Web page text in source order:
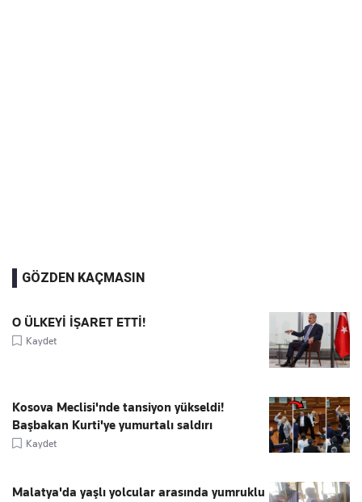
GÖZDEN KAÇMASIN
O ÜLKEYİ İŞARET ETTİ!
Kaydet
Kosova Meclisi'nde tansiyon yükseldi!
Başbakan Kurti'ye yumurtalı saldırı
Kaydet
Malatya'da yaşlı yolcular arasında yumruklu